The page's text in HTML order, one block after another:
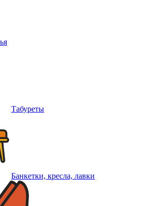
Табуреты
Банкетки, кресла, лавки